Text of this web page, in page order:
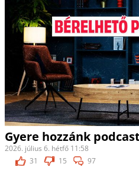
Gyere hozzánk
2026. július 6. hétfő 11:58
31
15 97